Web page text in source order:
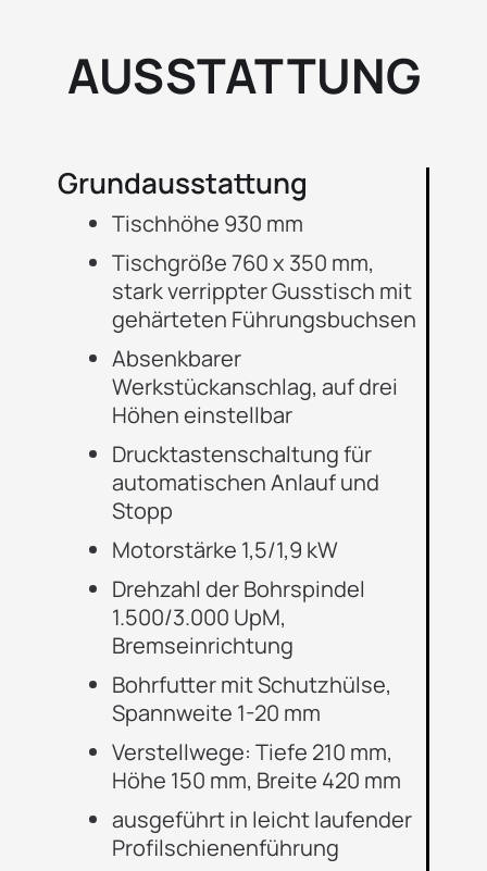
AUSSTATTUNG
Grundausstattung
Tischhöhe 930 mm
Tischgröße 760 x 350 mm,
stark verrippter Gusstisch mit
gehärteten Führungsbuchsen
Absenkbarer
Werkstückanschlag, auf drei
Höhen einstellbar
Drucktastenschaltung für
automatischen Anlauf und
Stopp
Motorstärke 1,5/1,9 kW
Drehzahl der Bohrspindel
1.500/3.000 UpM,
Bremseinrichtung
Bohrfutter mit Schutzhülse,
Spannweite 1-20 mm
Verstellwege: Tiefe 210 mm,
Höhe 150 mm, Breite 420 mm
ausgeführt in leicht laufender
Profilschienenführung